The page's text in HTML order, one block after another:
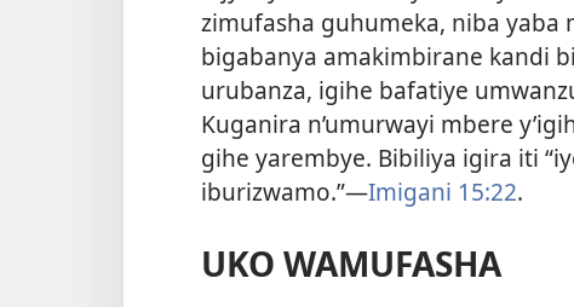
zimufasha guhumeka, niba yaba
bigabanya amakimbirane kandi
urubanza, igihe bafatiye
Kuganira n’umurwayi mbere
gihe yarembye. Bibiliya igira iti
iburizwamo.”—Imigani 15:22.
UKO WAMUFASHA